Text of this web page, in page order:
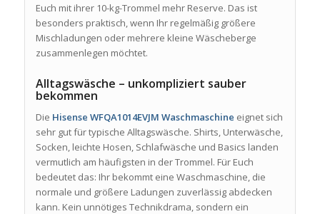
Euch mit ihrer 10-kg-Trommel mehr Reserve. Das ist
besonders praktisch, wenn Ihr regelmäßig größere
Mischladungen oder mehrere kleine Wäscheberge
zusammenlegen möchtet.
Alltagswäsche – unkompliziert sauber
bekommen
Die Hisense WFQA1014EVJM Waschmaschine eignet sich
sehr gut für typische Alltagswäsche. Shirts, Unterwäsche,
Socken, leichte Hosen, Schlafwäsche und Basics landen
vermutlich am häufigsten in der Trommel. Für Euch
bedeutet das: Ihr bekommt eine Waschmaschine, die
normale und größere Ladungen zuverlässig abdecken
kann. Kein unnötiges Technikdrama, sondern ein